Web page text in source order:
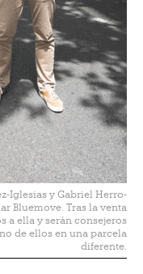
Iglesias y Gabriel Herro-
Bluemove. Tras la venta
a ella y serán consejeros
de ellos en una parcela
diferente.